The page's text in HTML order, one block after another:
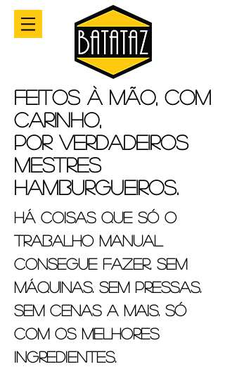
Feitos à mão, com
carinho,
por verdadeiros
mestres
hamburgueiros.
Há coisas que só o
trabalho manual
consegue fazer. Sem
máquinas. Sem pressas.
Sem cenas a mais. Só
com os melhores
ingredientes.